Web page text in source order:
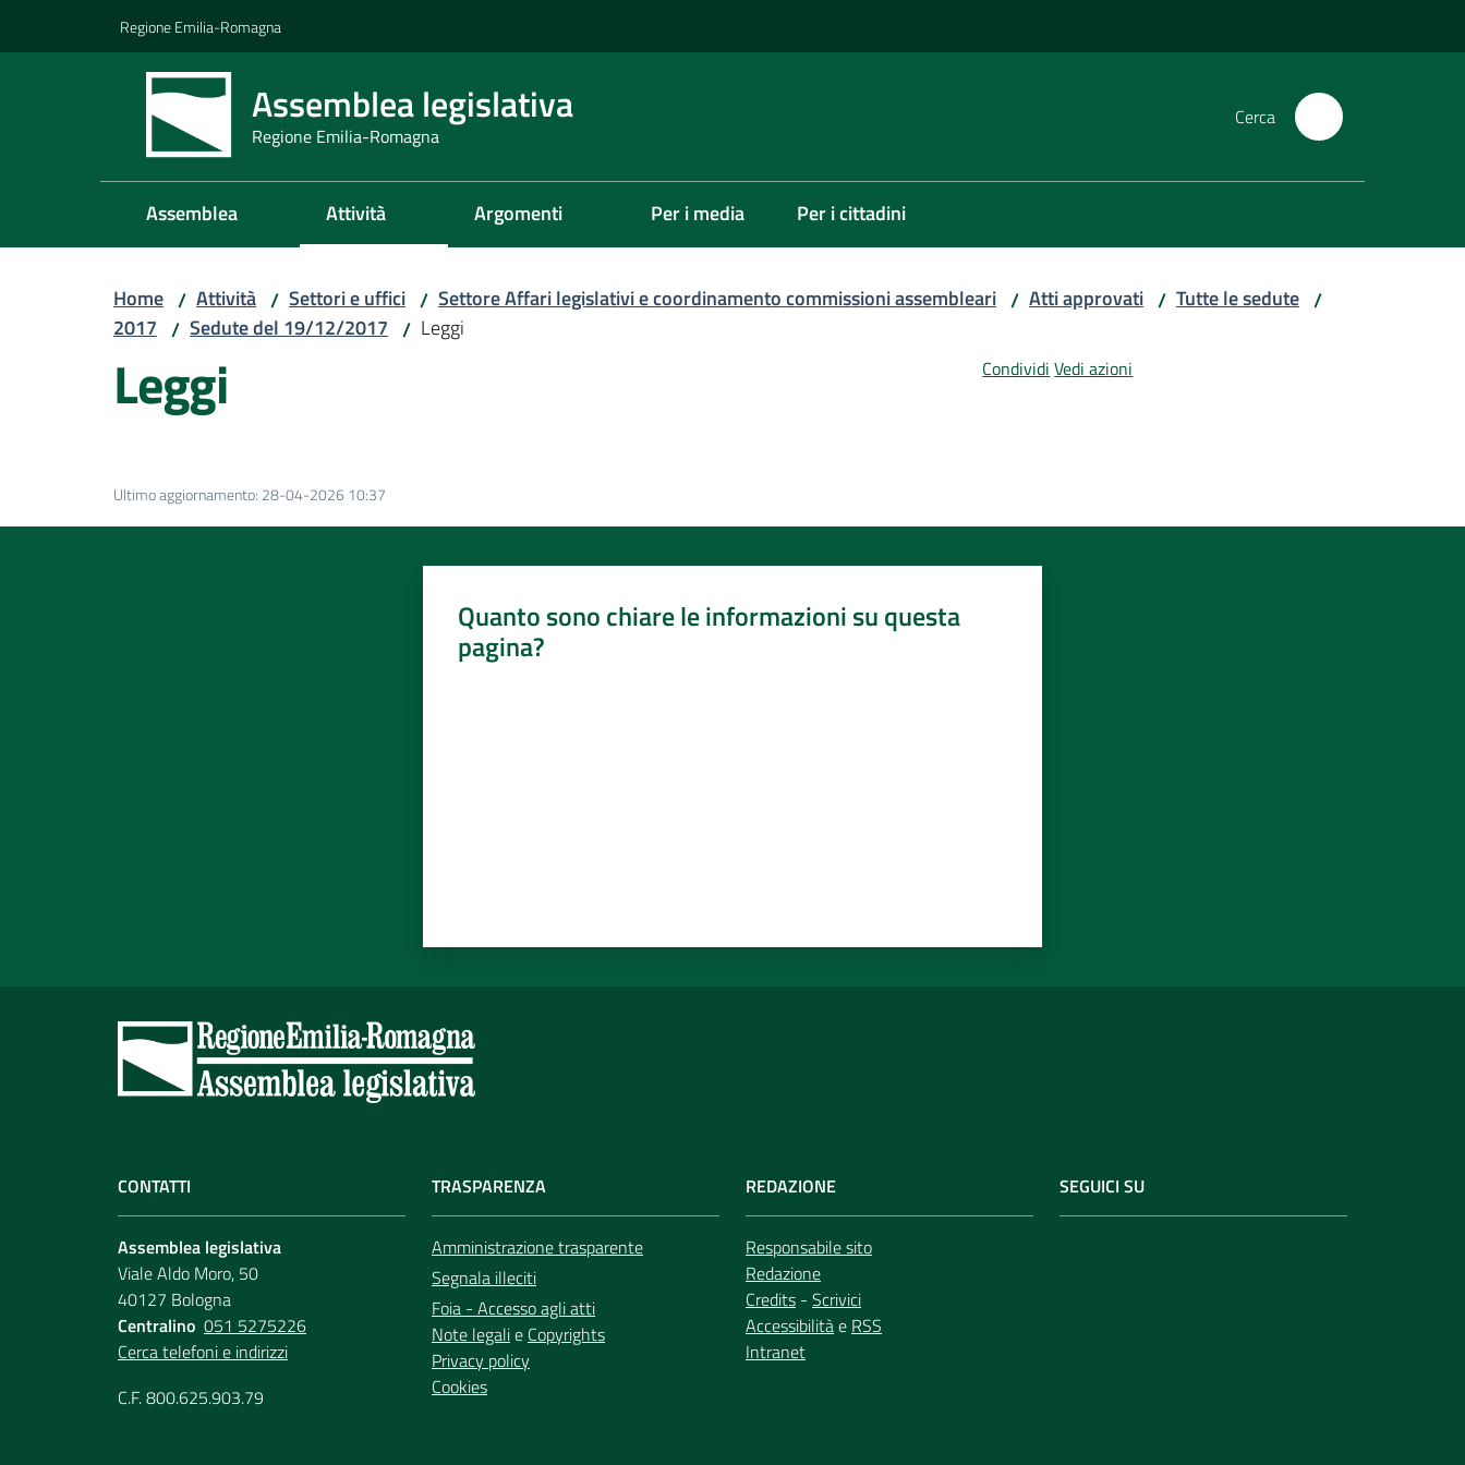
Regione Emilia-Romagna
Assemblea legislativa
Regione Emilia-Romagna
Cerca
Assemblea Attività Argomenti Per i media Per i cittadini
Home / Attività / Settori e uffici / Settore Affari legislativi e coordinamento commissioni assembleari / Atti approvati / Tutte le sedute /
2017 / Sedute del 19/12/2017 / Leggi
Leggi Condividi Vedi azioni
Ultimo aggiornamento: 28-04-2026 10:37
Quanto sono chiare le informazioni su questa
pagina?
CONTATTI
Assemblea legislativa
Viale Aldo Moro, 50
40127 Bologna
Centralino 051 5275226
Cerca telefoni e indirizzi
C.F. 800.625.903.79
TRASPARENZA
Amministrazione trasparente
Segnala illeciti
Foia - Accesso agli atti
Note legalie Copyrights
Privacy policy
Cookies
REDAZIONE
Responsabile sito
Redazione
Credits - Scrivici
Accessibilitàe RSS
Intranet
SEGUICI SU